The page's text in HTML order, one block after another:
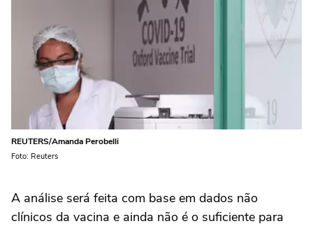
REUTERS/Amanda Perobelli
Foto: Reuters
A análise será feita com base em dados não
clínicos da vacina e ainda não é o suficiente para